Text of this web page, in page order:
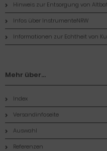
Hinweis zur Entsorgung von
Infos über InstrumenteNRW
Informationen zur Echtheit von
Mehr über...
Index
Versandinfoseite
Auswahl
Referenzen